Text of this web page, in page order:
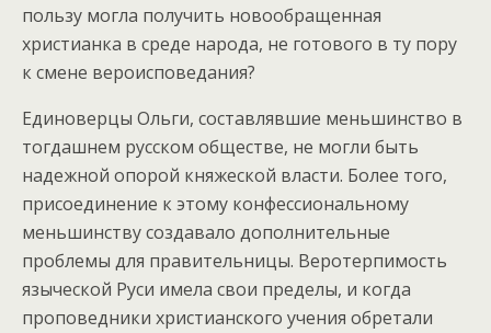
пользу могла получить новообращенная
христианка в среде народа, не готового в ту пору
к смене вероисповедания?
Единоверцы Ольги, составлявшие меньшинство в
тогдашнем русском обществе, не могли быть
надежной опорой княжеской власти. Более того,
присоединение к этому конфессиональному
меньшинству создавало дополнительные
проблемы для правительницы. Веротерпимость
языческой Руси имела свои пределы, и когда
проповедники христианского учения обретали